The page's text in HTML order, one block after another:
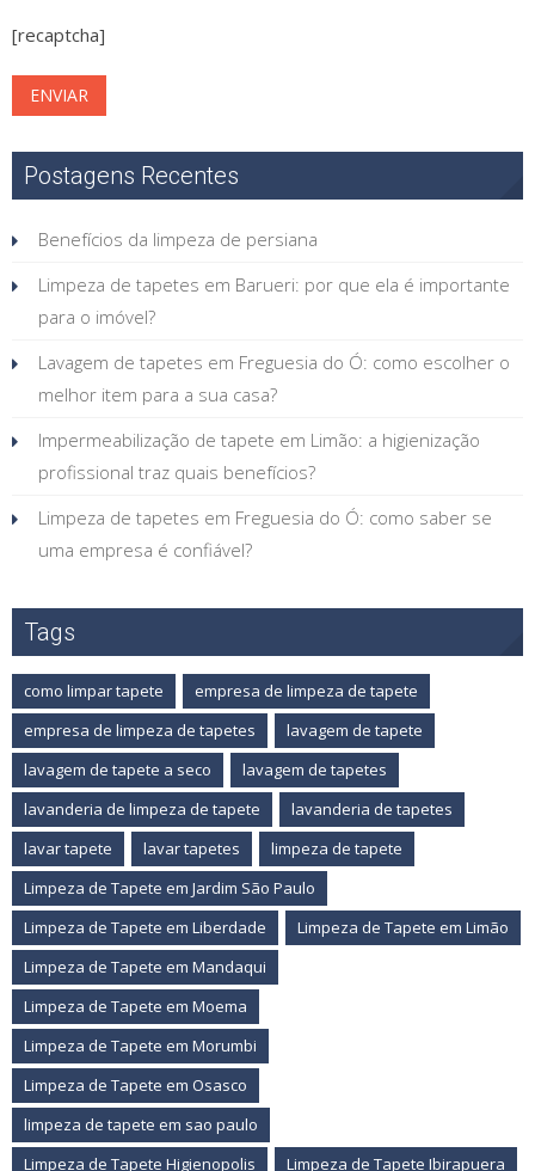
[recaptcha]
Postagens Recentes
Benefícios da limpeza de persiana
Limpeza de tapetes em Barueri: por que ela é importante
para o imóvel?
Lavagem de tapetes em Freguesia do Ó: como escolher o
melhor item para a sua casa?
Impermeabilização de tapete em Limão: a higienização
profissional traz quais benefícios?
Limpeza de tapetes em Freguesia do Ó: como saber se
uma empresa é confiável?
Tags
como limpar tapete
empresa de limpeza de tapete
empresa de limpeza de tapetes
lavagem de tapete
lavagem de tapete a seco
lavagem de tapetes
lavanderia de limpeza de tapete
lavanderia de tapetes
lavar tapete
lavar tapetes
limpeza de tapete
Limpeza de Tapete em Jardim São Paulo
Limpeza de Tapete em Liberdade
Limpeza de Tapete em Limão
Limpeza de Tapete em Mandaqui
Limpeza de Tapete em Moema
Limpeza de Tapete em Morumbi
Limpeza de Tapete em Osasco
limpeza de tapete em sao paulo
Limpeza de Tapete Higienopolis
Limpeza de Tapete Ibirapuera